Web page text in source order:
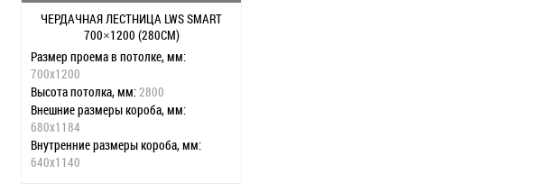
ЧЕРДАЧНАЯ ЛЕСТНИЦА LWS SMART
700×1200 (280СМ)
Размер проема в потолке, мм:
700x1200
Высота потолка, мм:2800
Внешние размеры короба, мм:
680x1184
Внутренние размеры короба, мм:
640x1140